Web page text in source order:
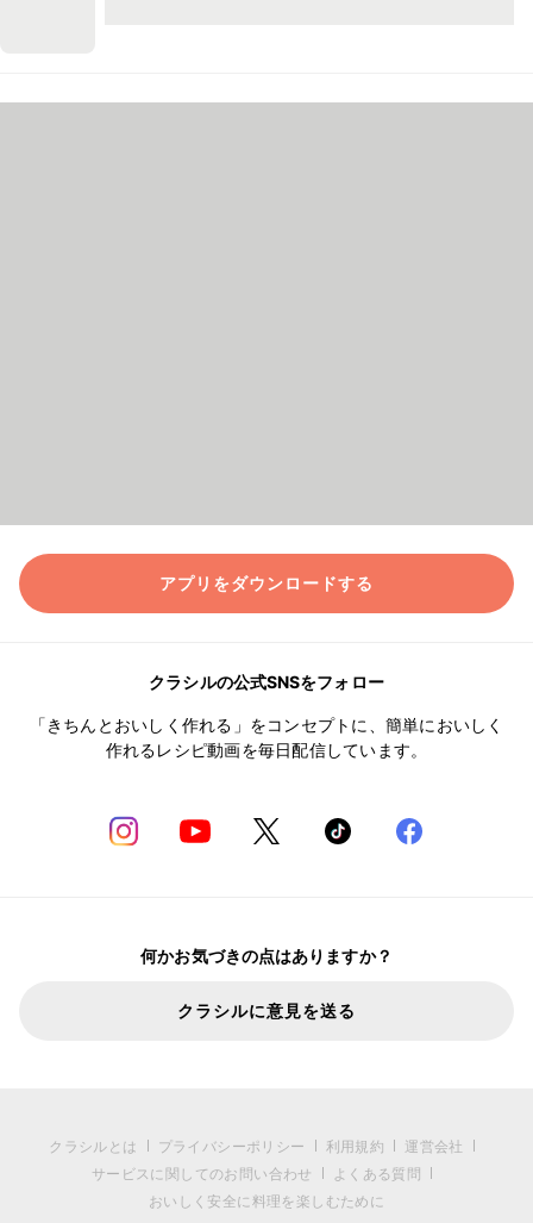
アプリをダウンロードする
クラシルの公式SNSをフォロー
「きちんとおいしく作れる」をコンセプトに、簡単においしく
作れるレシピ動画を毎日配信しています。
何かお気づきの点はありますか？
クラシルに意見を送る
クラシルとは プライバシーポリシー 利用規約
運営会社
サービスに関してのお問い合わせ
よくある質問
おいしく安全に料理を楽しむために